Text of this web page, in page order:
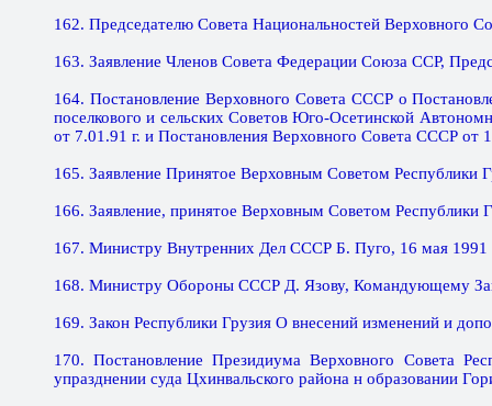
162. Председателю Совета Национальностей Верховного
163. Заявление Членов Совета Федерации Союза ССР,
164. Постановление Верховного Совета СССР о
поселкового и сельских Советов Юго-Осетинской
от 7.01.91 г. и Постановления Верховного Совета СССР от
165. Заявление Принятое Верховным Советом Республики
166. Заявление, принятое Верховным Советом Республики
167. Министру Внутренних Дел СССР Б. Пуго, 16 мая 1991
168. Министру Обороны СССР Д. Язову, Командующему
169. Закон Республики Грузия О внесений изменений и
170. Постановление Президиума Верховного Совета
упразднении суда Цхинвальского района н образовании